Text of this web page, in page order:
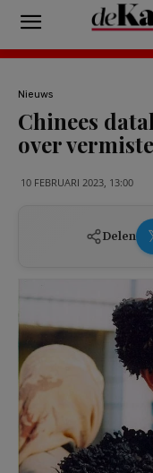
Nieuws
Chinees
over
10 FEBRUARI 2023, 13:00
Delen